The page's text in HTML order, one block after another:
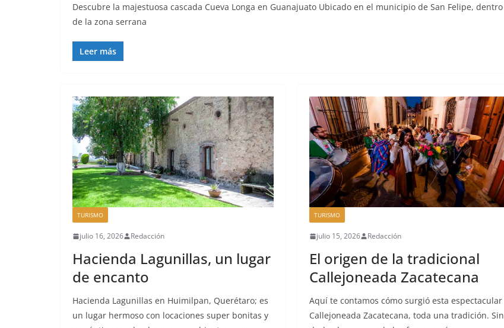
Descubre la majestuosa cascada Cueva Longa en Guanajuato Ubicado en el municipio de San Felipe, dentro
de la zona serrana
Leer más
TURISMO
julio 16, 2026 Redacción
Hacienda Lagunillas, un lugar
de encanto
Hacienda Lagunillas en Huimilpan, Querétaro; es
un lugar hermoso con locaciones super bonitas y
TURISMO
julio 15, 2026 Redacción
El origen de la tradicional
Callejoneada Zacatecana
Aquí te contamos cómo surgió esta espectacular
Callejoneada Zacatecana, toda una tradición. Sin